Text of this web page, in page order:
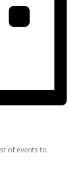
of events to